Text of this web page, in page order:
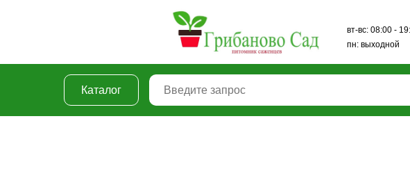
вт-вс: 08:00 - 19:00
пн: выходной
Каталог